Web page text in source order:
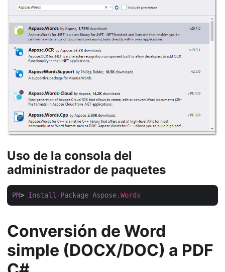
Uso de la consola del
administrador de paquetes
PM> Install-Package Aspose.Words
Conversión de Word
simple (DOCX/DOC) a PDF